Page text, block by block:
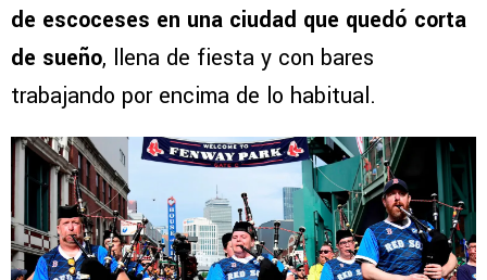
de escoceses en una ciudad que quedó corta
de sueño, llena de fiesta y con bares
trabajando por encima de lo habitual.